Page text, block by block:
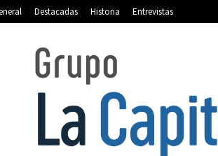
Destacadas Historia Entrevistas